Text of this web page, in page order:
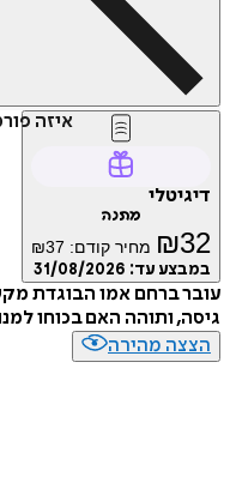
איזה פורמט
₪ מחיר קודם: ₪37
עד:31/08/2026
ברחם אמו הבוגדת מקשיב
ותוהה האם בכוחו למנוע
מהירה